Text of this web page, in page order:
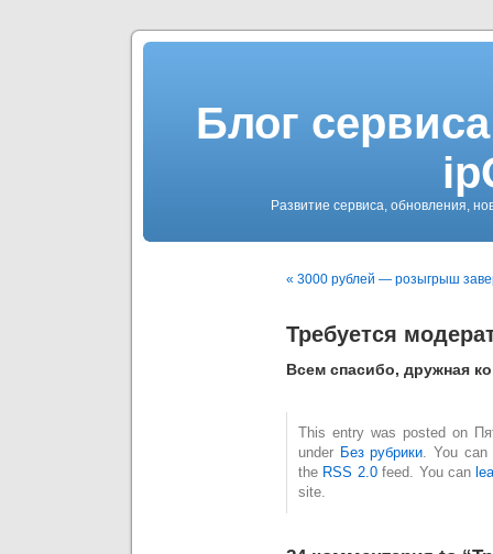
Блог
Развитие сервиса, обновления,
« 3000 рублей — розыгрыш
Требуется
Всем спасибо, дружная
This entry was posted on
under Без рубрики . You
the RSS 2.0feed. You can
site.